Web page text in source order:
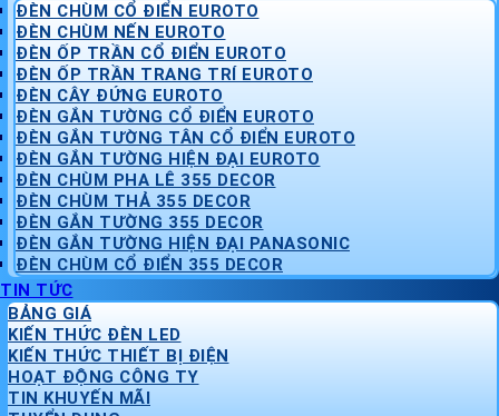
ĐÈN CHÙM CỔ ĐIỂN EUROTO
ĐÈN CHÙM NẾN EUROTO
ĐÈN ỐP TRẦN CỔ ĐIỂN EUROTO
ĐÈN ỐP TRẦN TRANG TRÍ EUROTO
ĐÈN CÂY ĐỨNG EUROTO
ĐÈN GẮN TƯỜNG CỔ ĐIỂN EUROTO
ĐÈN GẮN TƯỜNG TÂN CỔ ĐIỂN EUROTO
ĐÈN GẮN TƯỜNG HIỆN ĐẠI EUROTO
ĐÈN CHÙM PHA LÊ 355 DECOR
ĐÈN CHÙM THẢ 355 DECOR
ĐÈN GẮN TƯỜNG 355 DECOR
ĐÈN GẮN TƯỜNG HIỆN ĐẠI PANASONIC
ĐÈN CHÙM CỔ ĐIỂN 355 DECOR
TIN TỨC
BẢNG GIÁ
KIẾN THỨC ĐÈN LED
KIẾN THỨC THIẾT BỊ ĐIỆN
HOẠT ĐỘNG CÔNG TY
TIN KHUYẾN MÃI